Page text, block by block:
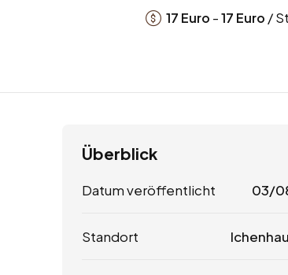
17 Euro -17 Euro /
Überblick
Datum veröffentlicht 03/
Standort